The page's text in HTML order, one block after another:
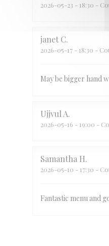
2026-05-23 - 18:30 -
janet C
2026-05-17 - 18:30 -
May be bigger hand
Ujjvul A
2026-05-16 - 19:00 -
Samantha H
2026-05-10 - 17:30 -
Fantastic menu and